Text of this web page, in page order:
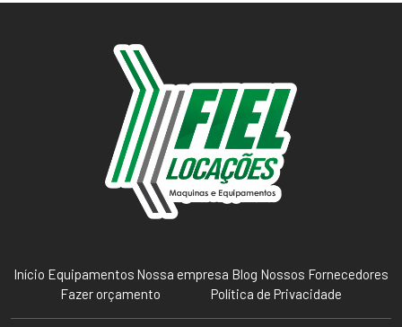
Início Equipamentos Nossa empresa Blog Nossos Fornecedores
Fazer orçamento
Política de Privacidade